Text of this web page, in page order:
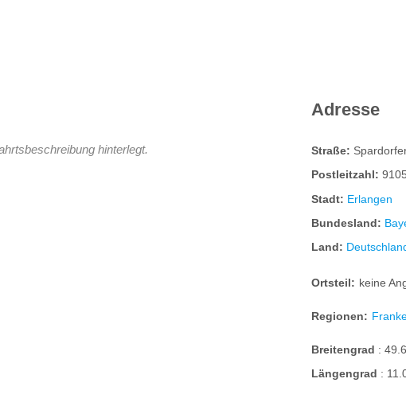
hinterlegt.
Adresse
Straße:
Postleitzahl:
Stadt: Erlangen
Bundesland:
Land:
Ortsteil: keine
Regionen:
Breitengrad :
Längengrad :